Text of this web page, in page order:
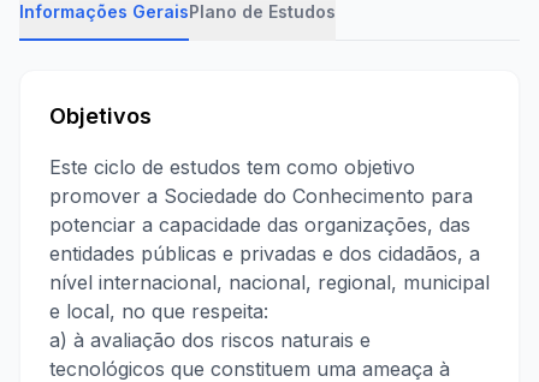
Informações GeraisPlano de Estudos
Objetivos
Este ciclo de estudos tem como objetivo
promover a Sociedade do Conhecimento para
potenciar a capacidade das organizações, das
entidades públicas e privadas e dos cidadãos, a
nível internacional, nacional, regional, municipal
e local, no que respeita:
a) à avaliação dos riscos naturais e
tecnológicos que constituem uma ameaça à